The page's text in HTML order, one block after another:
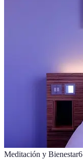
Meditación y Bienestar6